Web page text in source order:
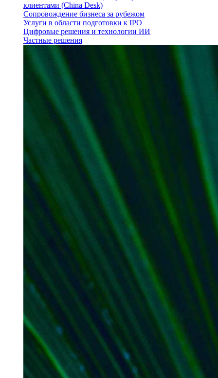
клиентами (China Desk)
Сопровождение бизнеса за рубежом
Услуги в области подготовки к IPO
Цифровые решения и технологии ИИ
Частные решения